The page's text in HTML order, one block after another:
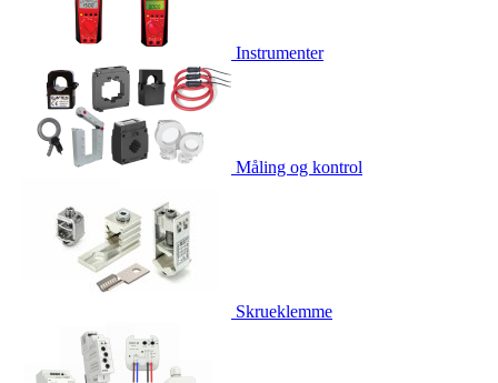
Instrumenter
Måling og kontrol
Skrueklemme